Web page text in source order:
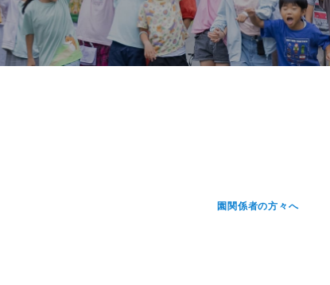
園関係者の方々へ